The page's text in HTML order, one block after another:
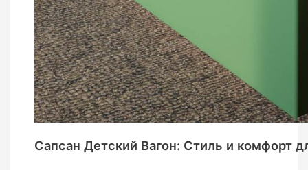
Сапсан Детский Вагон: Стиль и комфорт